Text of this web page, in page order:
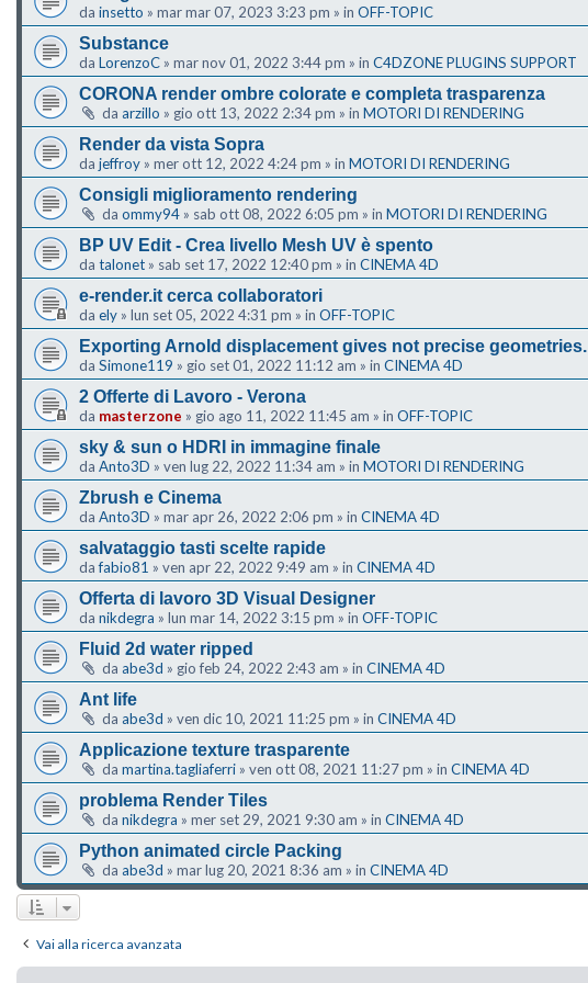
da insetto » mar mar 07, 2023 3:23 pm » in OFF-TOPIC
Substance
da LorenzoC » mar nov 01, 2022 3:44 pm » in C4DZONE PLUGINS SUPPORT
CORONA render ombre colorate e completa trasparenza
da arzillo » gio ott 13, 2022 2:34 pm » in MOTORI DI RENDERING
Render da vista Sopra
da jeffroy » mer ott 12, 2022 4:24 pm » in MOTORI DI RENDERING
Consigli miglioramento rendering
da ommy94 » sab ott 08, 2022 6:05 pm » in MOTORI DI RENDERING
BP UV Edit - Crea livello Mesh UV è spento
da talonet » sab set 17, 2022 12:40 pm » in CINEMA 4D
e-render.it cerca collaboratori
da ely » lun set 05, 2022 4:31 pm » in OFF-TOPIC
Exporting Arnold displacement gives not precise geometries.
da Simone119 » gio set 01, 2022 11:12 am » in CINEMA 4D
2 Offerte di Lavoro - Verona
da masterzone » gio ago 11, 2022 11:45 am » in OFF-TOPIC
sky & sun o HDRI in immagine finale
da Anto3D » ven lug 22, 2022 11:34 am » in MOTORI DI RENDERING
Zbrush e Cinema
da Anto3D » mar apr 26, 2022 2:06 pm » in CINEMA 4D
salvataggio tasti scelte rapide
dafabio81 » ven apr 22, 2022 9:49 am » in CINEMA 4D
Offerta di lavoro 3D Visual Designer
da nikdegra » lun mar 14, 2022 3:15 pm » in OFF-TOPIC
Fluid 2d water ripped
da abe3d » gio feb 24, 2022 2:43 am » in CINEMA 4D
Ant life
da abe3d » ven dic 10, 2021 11:25 pm » in CINEMA 4D
Applicazione texture trasparente
da martina.tagliaferri » ven ott 08, 2021 11:27 pm » in CINEMA 4D
problema Render Tiles
da nikdegra » mer set 29, 2021 9:30 am » in CINEMA 4D
Python animated circle Packing
da abe3d » mar lug 20, 2021 8:36 am » in CINEMA 4D
Vai alla ricerca avanzata